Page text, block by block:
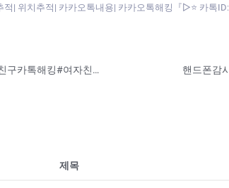
| 위치추적| 카카오톡내용| 카카오톡해킹『▷⭐ 카톡
#여자친구카톡확인『▷⭐카톡ID:help010⭐◁』여자친구카톡해킹#여자친구감시어플#바람난남자친구핸드폰감시어플#핸드폰도청#위치추적#복제폰#쌍둥이폰#카카오톡해킹#핸드폰카메라해킹#여자친구스마트폰위치추적#배우자핸드폰해킹#바람난애인핸드폰감
제목